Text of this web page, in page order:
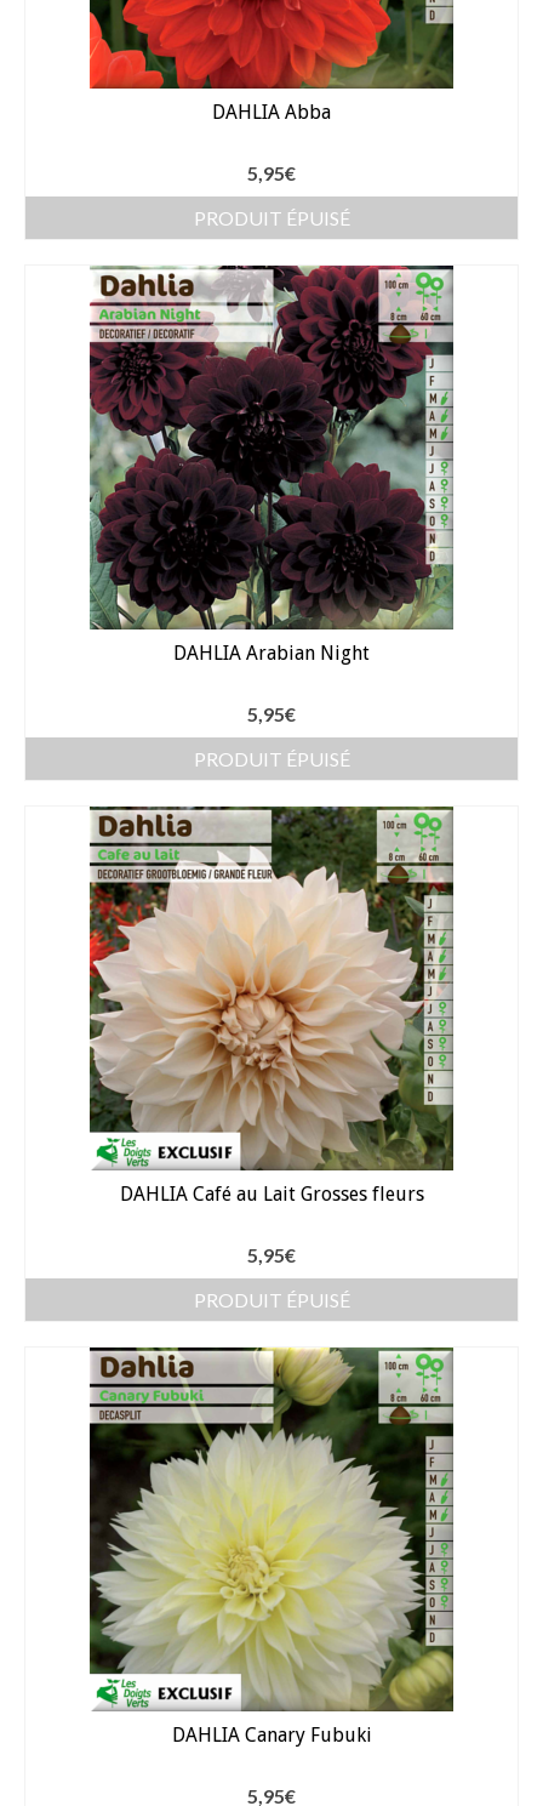
Salades
Tomates
Bulbes Automne
Narcisses
Tulipes
Jacinthes
Divers bulbes
Bulbes Printemps
Callas – arum
Glaïeuls
Dahlias
Dahlia Cactus 100 cm
Dahlia Décoratif 70 – 100 cm
Dahlia Feuillage Foncé 80 cm
Dahlia Pompon / ball 70 – 80 cm
Dahlia Nain 50 cm
Dahlia Gallery 35 cm
Dahlia Topmix 35 – 50 cm
Graines fleurs
Capucine
Cosmos
Zinnia
Enterré / Regards
Arroseurs
Pistolets / Brosses
Porte tuyau
Programmateur
Raccords / accessoires
Robinets / Vannes
Goutte à goutte
DAHLIA Abba
5,95€
PRODUIT ÉPUISÉ
DAHLIA Arabian Night
5,95€
PRODUIT ÉPUISÉ
DAHLIA Café au Lait Grosses fleurs
5,95€
PRODUIT ÉPUISÉ
DAHLIA Canary Fubuki
5,95€